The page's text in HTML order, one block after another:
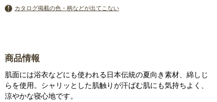
カタログ掲載の色・柄などが出てこない
商品情報
肌面には浴衣などにも使われる日本伝統の夏向き素材、綿しじ
らを使用。シャリッとした肌触りが汗ばむ肌にも気持ちよく、
涼やかな寝心地です。